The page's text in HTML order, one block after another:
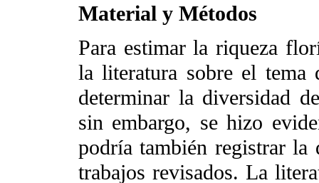
Material y Métodos
Para estimar la riqueza
la literatura sobre el tema
determinar la diversidad
sin embargo, se hizo
podría también registrar
trabajos revisados. La